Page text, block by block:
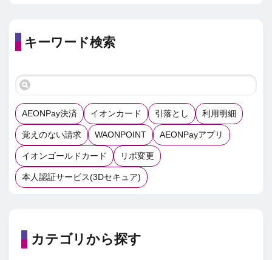
キーワード検索
AEONPay決済 イオンカード 引落とし 利用明細
覚えのない請求 WAONPOINT AEONPayアプリ
イオンゴールドカード リボ変更
本人認証サービス(3Dセキュア)
カテゴリから探す